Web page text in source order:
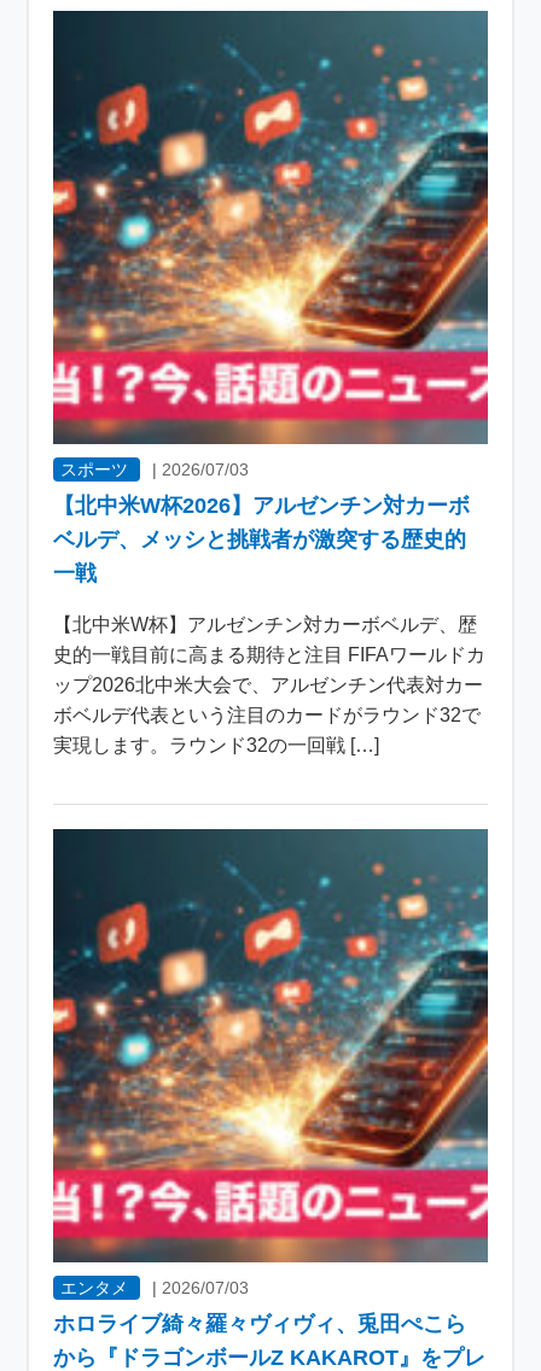
スポーツ | 2026/07/03
【北中米W杯2026】アルゼンチン対カーボ
ベルデ、メッシと挑戦者が激突する歴史的
一戦
【北中米W杯】アルゼンチン対カーボベルデ、歴
史的一戦目前に高まる期待と注目 FIFAワールドカ
ップ2026北中米大会で、アルゼンチン代表対カー
ボベルデ代表という注目のカードがラウンド32で
実現します。ラウンド32の一回戦 […]
エンタメ | 2026/07/03
ホロライブ綺々羅々ヴィヴィ、兎田ぺこら
から『ドラゴンボールZ KAKAROT』をプレ